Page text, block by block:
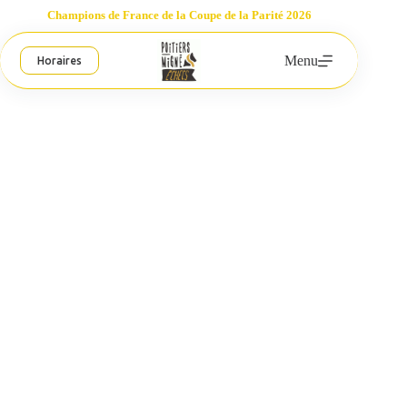
contenu
Champions de France de la Coupe de la Parité 2026
Horaires Menu